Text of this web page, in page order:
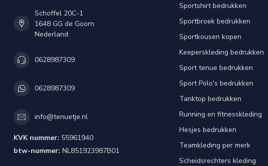
Schoffel 20C-1
1648 GG de Goorn
Nederland
0628987309
0628987309
info@tenuetje.nl
KVK nummer: 55961940
btw-nummer: NL851923987B01
Sportshirt bedrukken
Sportbroek bedrukken
Sportkousen kopen
Keeperskleding bedrukken
Sport tenue bedrukken
Sport Polo's bedrukken
Tanktop bedrukken
Running en fitnesskleding
Hesjes bedrukken
Teamkleding per merk
Scheidsrechters kleding